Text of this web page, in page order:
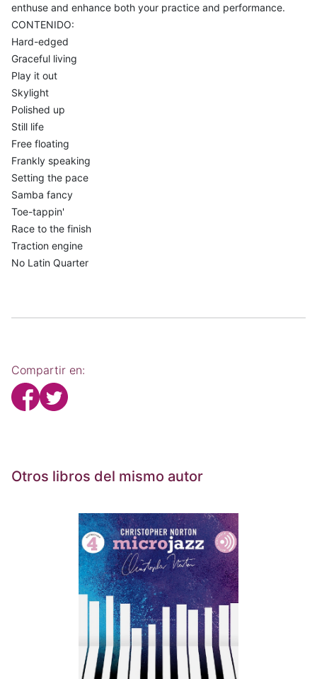
enthuse and enhance both your practice and performance.
CONTENIDO:
Hard-edged
Graceful living
Play it out
Skylight
Polished up
Still life
Free floating
Frankly speaking
Setting the pace
Samba fancy
Toe-tappin'
Race to the finish
Traction engine
No Latin Quarter
Compartir en:
Otros libros del mismo autor